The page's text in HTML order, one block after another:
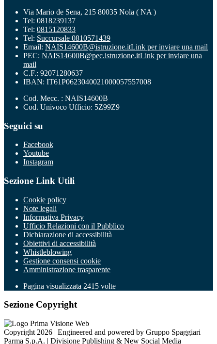
Via Mario de Sena, 215 80035 Nola ( NA )
Tel: 0818239137
Tel: 0815120833
Tel: Succursale 0810571439
Email: NAIS14600B@istruzione.itLink per inviare una mail
PEC: NAIS14600B@pec.istruzione.itLink per inviare una
mail
C.F.: 92071280637
IBAN: IT61P0623040021000057557008
Cod. Mecc. : NAIS14600B
Cod. Univoco Ufficio: 5Z99Z9
Seguici su
Facebook
Youtube
Instagram
Sezione Link Utili
Cookie policy
Note legali
Informativa Privacy
Ufficio Relazioni con il Pubblico
Dichiarazione di accessibilità
Obiettivi di accessibilità
Whistleblowing
Gestione consensi cookie
Amministrazione trasparente
Pagina visualizzata 2415 volte
Sezione Copyright
Copyright 2026 | Engineered and powered by Gruppo Spaggiari
Parma S.p.A. | Divisione Publishing & New Social Media